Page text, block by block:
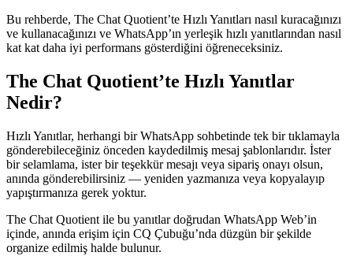
Bu rehberde, The Chat Quotient’te Hızlı Yanıtları nasıl kuracağınızı
ve kullanacağınızı ve WhatsApp’ın yerleşik hızlı yanıtlarından nasıl
kat kat daha iyi performans gösterdiğini öğreneceksiniz.
The Chat Quotient’te Hızlı Yanıtlar
Nedir?
Hızlı Yanıtlar, herhangi bir WhatsApp sohbetinde tek bir tıklamayla
gönderebileceğiniz önceden kaydedilmiş mesaj şablonlarıdır. İster
bir selamlama, ister bir teşekkür mesajı veya sipariş onayı olsun,
anında gönderebilirsiniz — yeniden yazmanıza veya kopyalayıp
yapıştırmanıza gerek yoktur.
The Chat Quotient ile bu yanıtlar doğrudan WhatsApp Web’in
içinde, anında erişim için CQ Çubuğu’nda düzgün bir şekilde
organize edilmiş halde bulunur.